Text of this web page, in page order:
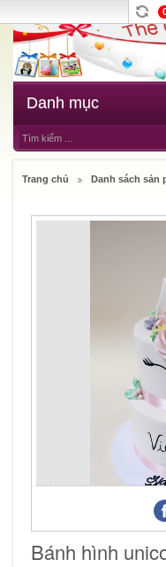
Danh mục
Trang chủ Danh sách sản
Bánh hình